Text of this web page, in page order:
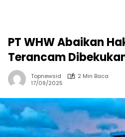
PT WHW Abaikan
Terancam
Topnewsid
2 Min Baca
17/09/2025